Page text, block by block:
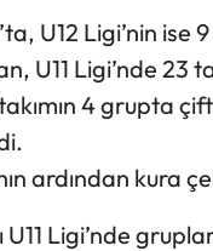
U12 Ligi’nin
U11 Ligi’nde
4 grupta
ardından kura
Ligi’nde